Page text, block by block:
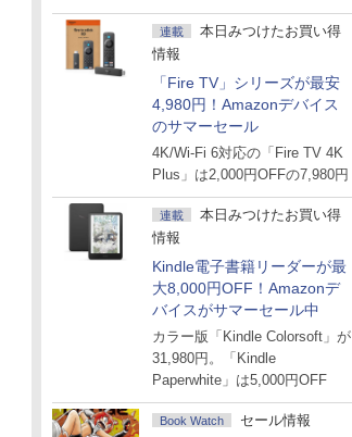
連載
本日みつけたお買い得
情報
「Fire TV」シリーズが最安
4,980円！Amazonデバイス
のサマーセール
4K/Wi-Fi 6対応の「Fire TV 4K
Plus」は2,000円OFFの7,980円
連載
本日みつけたお買い得
情報
Kindle電子書籍リーダーが最
大8,000円OFF！Amazonデ
バイスがサマーセール中
カラー版「Kindle Colorsoft」が
31,980円。「Kindle
Paperwhite」は5,000円OFF
Book Watch セール情報